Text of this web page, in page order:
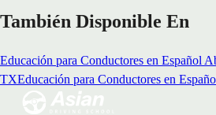
También Disponible En
Educación para Conductores en Español
TXEducación para Conductores en